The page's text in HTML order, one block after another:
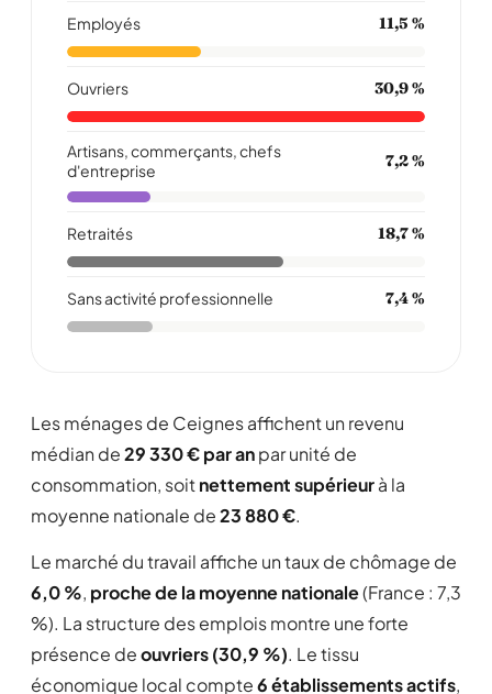
Employés 11,5 %
Ouvriers 30,9 %
Artisans, commerçants, chefs
d'entreprise
7,2 %
Retraités 18,7 %
Sans activité professionnelle 7,4 %
Les ménages de Ceignes affichent un revenu
médian de29 330 € par anpar unité de
consommation, soitnettement supérieurà la
moyenne nationale de23 880 €.
Le marché du travail affiche un taux de chômage de
6,0 %, proche de la moyenne nationale(France : 7,3
%). La structure des emplois montre une forte
présence deouvriers (30,9 %). Le tissu
économique local compte6 établissements actifs,